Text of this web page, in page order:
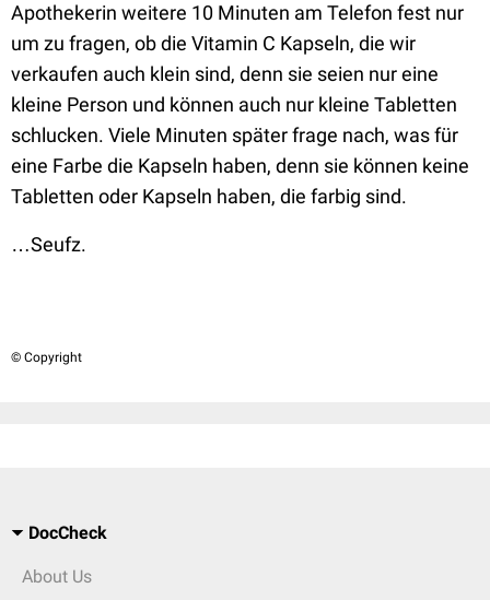
Apothekerin weitere 10 Minuten am Telefon fest nur
um zu fragen, ob die Vitamin C Kapseln, die wir
verkaufen auch klein sind, denn sie seien nur eine
kleine Person und können auch nur kleine Tabletten
schlucken. Viele Minuten später frage nach, was für
eine Farbe die Kapseln haben, denn sie können keine
Tabletten oder Kapseln haben, die farbig sind.
…Seufz.
© Copyright
DocCheck
About Us